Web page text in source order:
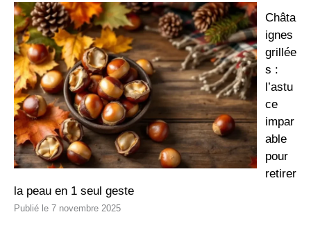
Châta
ignes
grillée
s :
l’astu
ce
impar
able
pour
retirer
la peau en 1 seul geste
7 novembre 2025